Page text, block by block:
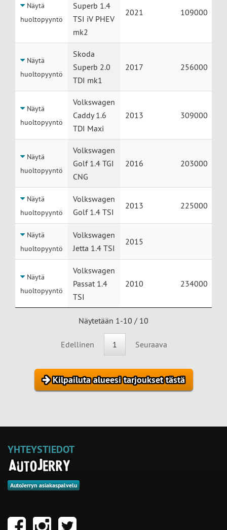
Näytä
huoltopyyntö
Superb 1.4
TSI iV PHEV
mk2
2021 109000
Näytä
huoltopyyntö
Skoda
Superb 2.0
TDI mk1
2017 256000
Näytä
huoltopyyntö
Volkswagen
Caddy 1.6
TDI Maxi
2013 309000
Näytä
huoltopyyntö
Volkswagen
Golf 1.4 TGI
CNG
2016 203000
Näytä
huoltopyyntö
Volkswagen
Golf 1.4 TSI
2013 225000
Näytä
huoltopyyntö
Volkswagen
Jetta 1.4 TSI
2015
Näytä
huoltopyyntö
Volkswagen
Passat 1.4
TSI
2010 234000
Näytetään 1-10 / 10
Edellinen 1 Seuraava
Kilpailuta alueesi tarjoukset tästä
YHTEYSTIEDOT
AutoJerryn asiakaspalvelu